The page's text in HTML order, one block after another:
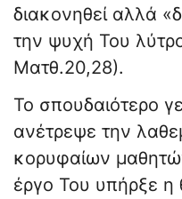
διακονηθεί αλλά
την ψυχή Του
Ματθ.20,28).
Το σπουδαιότερο
ανέτρεψε την
κορυφαίων
έργο Του υπήρξε